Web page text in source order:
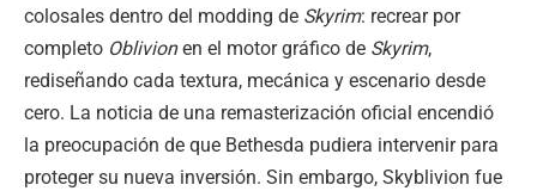
colosales dentro del modding de Skyrim: recrear por
completo Oblivionen el motor gráfico de Skyrim,
rediseñando cada textura, mecánica y escenario desde
cero. La noticia de una remasterización oficial encendió
la preocupación de que Bethesda pudiera intervenir para
proteger su nueva inversión. Sin embargo, Skyblivion fue